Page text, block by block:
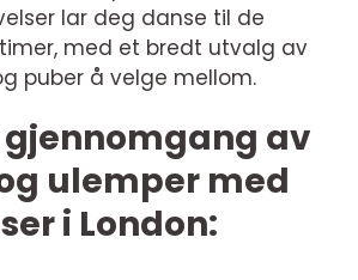
lar deg danse til de
med et bredt utvalg av
puber å velge mellom.
gjennomgang av
ulemper med
i London: